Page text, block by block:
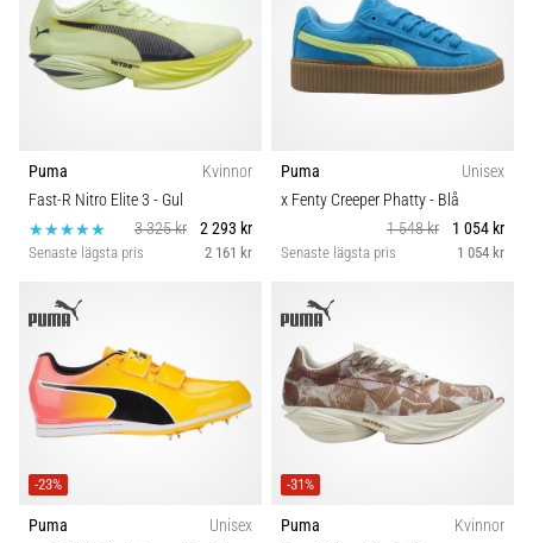
Puma
Kvinnor
Fast-R Nitro Elite 3 - Gul
3 325 kr
2 293 kr
Senaste lägsta pris 2 161 kr
Puma
Unisex
x Fenty Creeper Phatty- Blå
1 548 kr
1 054 kr
Senaste lägsta pris 1 054 kr
-23%
Puma
Unisex
-31%
Puma
Kvinnor